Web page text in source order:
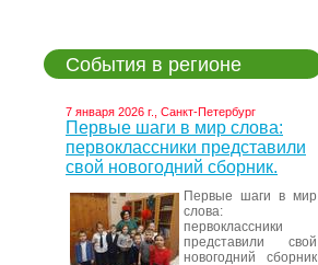
События в регионе
7 января 2026 г., Санкт-Петербург
Первые шаги в мир слова:
первоклассники представили
свой новогодний сборник.
Первые шаги в мир
слова:
первоклассники
представили свой
новогодний сборник